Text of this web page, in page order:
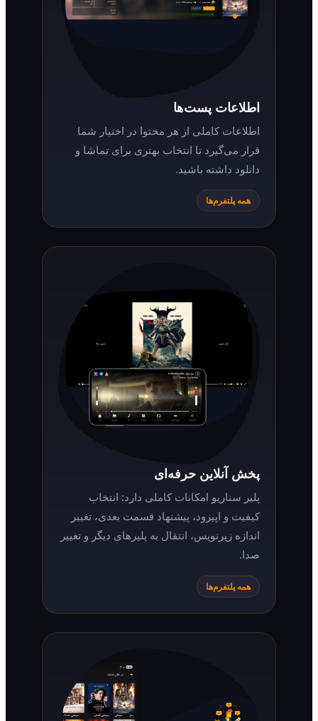
اطلاعات پست‌ها
اطلاعات کاملی از هر محتوا در اختیار شما
قرار می‌گیرد تا انتخاب بهتری برای تماشا و
دانلود داشته باشید.
همه پلتفرم‌ها
پخش آنلاین حرفه‌ای
پلیر سناریو امکانات کاملی دارد: انتخاب
کیفیت و اپیزود، پیشنهاد قسمت بعدی، تغییر
اندازه زیرنویس، انتقال به پلیرهای دیگر و تغییر
همه پلتفرم‌ها